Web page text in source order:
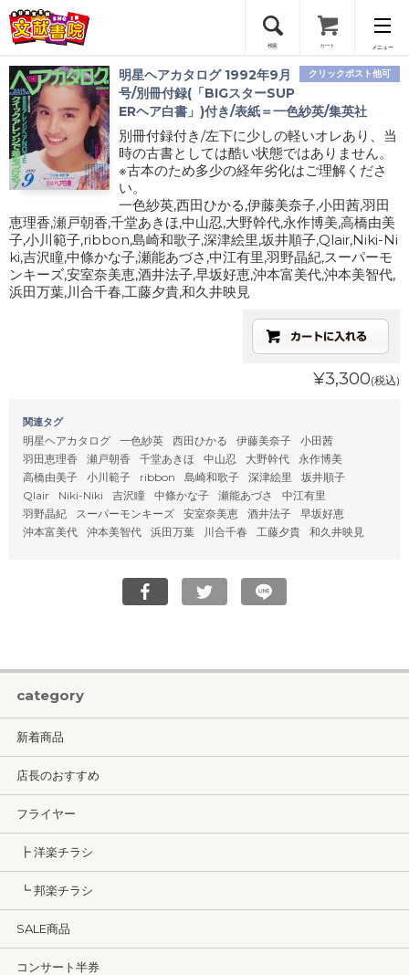
検索 カート メニュー
会員登録
ログイン
クリックポスト他可
明星ヘアカタログ 1992年9月
号/別冊付録(「BIGスターSUP
ERヘア白書」)付き/表紙＝一色紗英/集英社
別冊付録付き/左下に少しの軽いオレあり、当
時の古書としては酷い状態ではありません。
※古本のため多少の経年劣化はご理解くださ
い。
一色紗英,西田ひかる,伊藤美奈子,小田茜,羽田
恵理香,瀬戸朝香,千堂あきほ,中山忍,大野幹代,永作博美,高橋由美
子,小川範子,ribbon,島崎和歌子,深津絵里,坂井順子,Qlair,Niki-Ni
ki,吉沢瞳,中條かな子,瀬能あづさ,中江有里,羽野晶紀,スーパーモ
ンキーズ,安室奈美恵,酒井法子,早坂好恵,沖本富美代,沖本美智代,
浜田万葉,川合千春,工藤夕貴,和久井映見
¥3,300(税込)
関連タグ
明星ヘアカタログ 一色紗英 西田ひかる 伊藤美奈子
小田茜
羽田恵理香
瀬戸朝香 千堂あきほ 中山忍 大野幹代
永作博美
高橋由美子
小川範子 ribbon 島崎和歌子 深津絵里
坂井順子
Qlair
Niki-Niki 吉沢瞳 中條かな子 瀬能あづさ
中江有里
羽野晶紀
スーパーモンキーズ 安室奈美恵 酒井法子
早坂好恵
沖本富美代
沖本美智代 浜田万葉 川合千春 工藤夕貴 和久井映見
category
新着商品
店長のおすすめ
フライヤー
┣ 洋楽チラシ
┗ 邦楽チラシ
SALE商品
コンサート半券